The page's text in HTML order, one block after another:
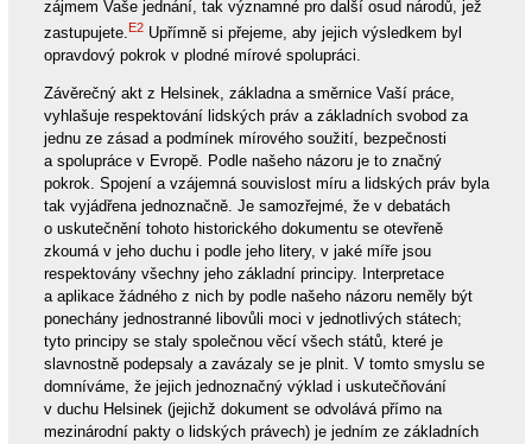
zájmem Vaše jednání, tak významné pro další osud národů, jež
zastupujete.E2Upřímně si přejeme, aby jejich výsledkem byl
opravdový pokrok v plodné mírové spolupráci.
Závěrečný akt z Helsinek, základna a směrnice Vaší práce,
vyhlašuje respektování lidských práv a základních svobod za
jednu ze zásad a podmínek mírového soužití, bezpečnosti
a spolupráce v Evropě. Podle našeho názoru je to značný
pokrok. Spojení a vzájemná souvislost míru a lidských práv byla
tak vyjádřena jednoznačně. Je samozřejmé, že v debatách
o uskutečnění tohoto historického dokumentu se otevřeně
zkoumá v jeho duchu i podle jeho litery, v jaké míře jsou
respektovány všechny jeho základní principy. Interpretace
a aplikace žádného z nich by podle našeho názoru neměly být
ponechány jednostranné libovůli moci v jednotlivých státech;
tyto principy se staly společnou věcí všech států, které je
slavnostně podepsaly a zavázaly se je plnit. V tomto smyslu se
domníváme, že jejich jednoznačný výklad i uskutečňování
v duchu Helsinek (jejichž dokument se odvolává přímo na
mezinárodní pakty o lidských právech) je jedním ze základních